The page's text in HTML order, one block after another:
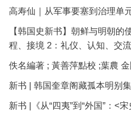
高寿仙｜从军事要塞到治理单
【韩国史新书】朝鲜与明朝的
程、接境 2：礼仪、认知、交
佚名編著 ; 黃善萍點校 ;葉農 金
新书 | 韩国奎章阁藏孤本明别
新书 |《从“四夷”到“外国”：<宋